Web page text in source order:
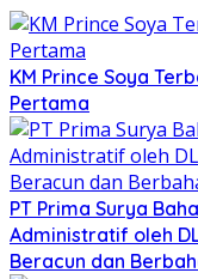
KM Prince Soya
Pertama
PT Prima Surya
Administratif oleh
Beracun dan